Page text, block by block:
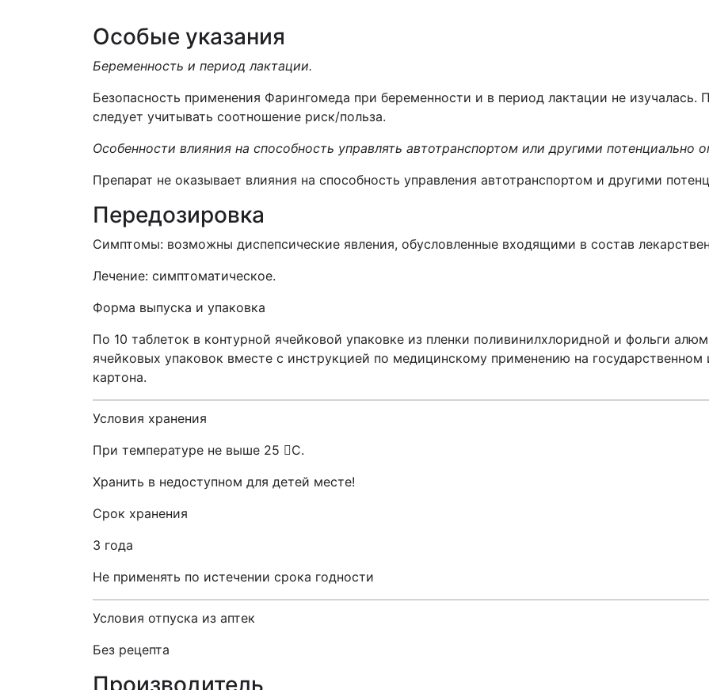
Особые указания
Беременность и период лактации.
Безопасность применения Фарингомеда при беременности и в период лактации не изучалась.
следует учитывать соотношение риск/польза.
Особенности влияния на способность управлять автотранспортом или другими потенциально
Препарат не оказывает влияния на способность управления автотранспортом и другими
Передозировка
Симптомы: возможны диспепсические явления, обусловленные входящими в состав
Лечение: симптоматическое.
Форма выпуска и упаковка
По 10 таблеток в контурной ячейковой упаковке из пленки поливинилхлоридной и фольги
ячейковых упаковок вместе с инструкцией по медицинскому применению на
картона.
Условия хранения
При температуре не выше 25 С.
Хранить в недоступном для детей месте!
Срок хранения
3 года
Не применять по истечении срока годности
Условия отпуска из аптек
Без рецепта
Производитель